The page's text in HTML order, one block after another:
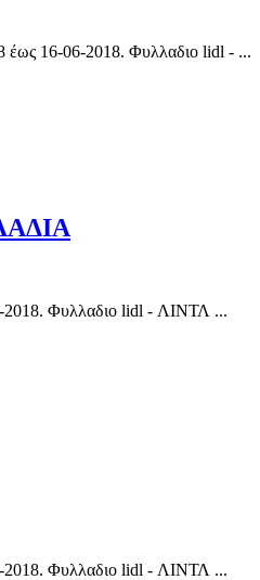
16-06-2018. Φυλλαδιο lidl - ...
2018. Φυλλαδιο lidl - ΛΙΝΤΛ ...
2018. Φυλλαδιο lidl - ΛΙΝΤΛ ...